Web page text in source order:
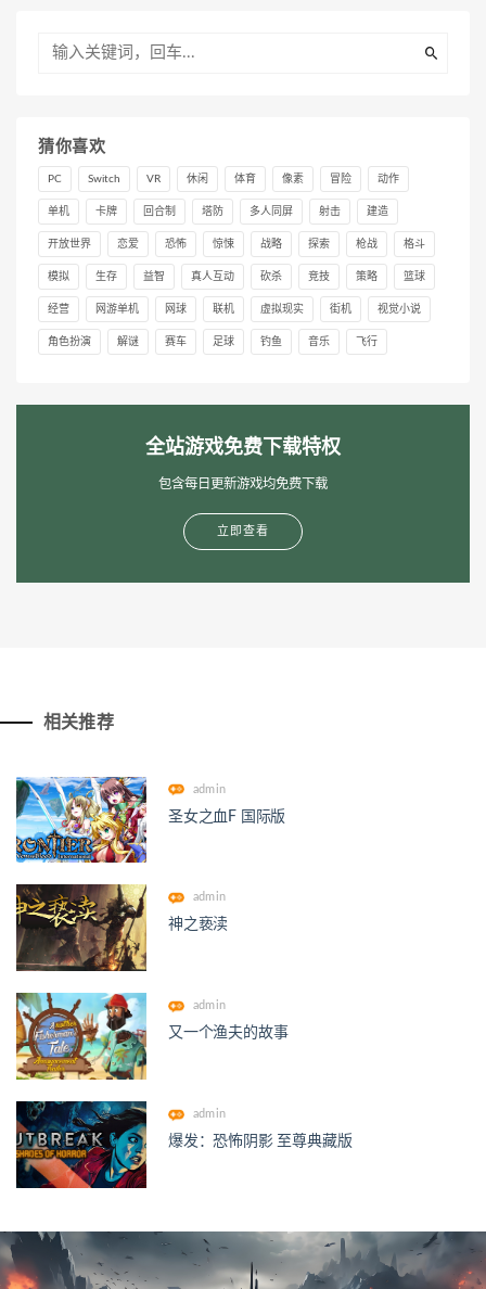
猜你喜欢
PC Switch VR 休闲 体育 像素 冒险 动作
单机 卡牌 回合制 塔防 多人同屏 射击 建造
开放世界 恋爱 恐怖 惊悚 战略 探索 枪战 格斗
模拟 生存 益智 真人互动 砍杀 竞技 策略 篮球
经营 网游单机 网球 联机 虚拟现实 街机 视觉小说
角色扮演 解谜 赛车 足球 钓鱼 音乐 飞行
全站游戏免费下载特权
包含每日更新游戏均免费下载
立即查看
相关推荐
admin
圣女之血F 国际版
admin
神之亵渎
admin
又一个渔夫的故事
admin
爆发：恐怖阴影 至尊典藏版